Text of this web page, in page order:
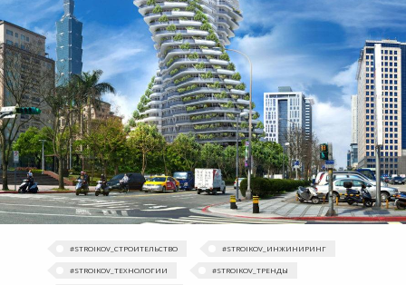
#STROIKOV_СТРОИТЕЛЬСТВО #STROIKOV_ИНЖИНИРИНГ
#STROIKOV_ТЕХНОЛОГИИ #‎STROIKOV_ТРЕНДЫ‬